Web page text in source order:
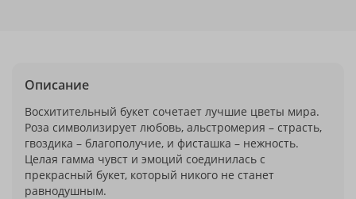
Описание
Восхитительный букет сочетает лучшие цветы мира.
Роза символизирует любовь, альстромерия – страсть,
гвоздика – благополучие, и фисташка – нежность.
Целая гамма чувст и эмоций соединилась с
прекрасный букет, который никого не станет
равнодушным.